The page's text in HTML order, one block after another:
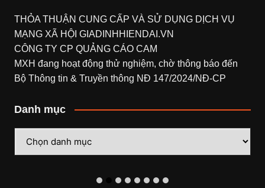
THỎA THUẬN CUNG CẤP VÀ SỬ DỤNG DỊCH VỤ
MẠNG XÃ HỘI GIADINHHIENDAI.VN
CÔNG TY CP QUẢNG CÁO CAM
MXH đang hoạt động thử nghiệm, chờ thông báo đến
Bộ Thông tin & Truyền thông NĐ 147/2024/NĐ-CP
Danh mục
mục